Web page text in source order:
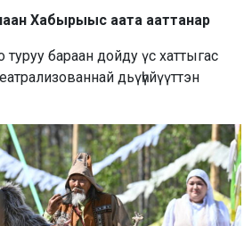
Хабырыыс аата ааттанар
бараан дойду үс хаттыгас
дьүһүйүүттэн